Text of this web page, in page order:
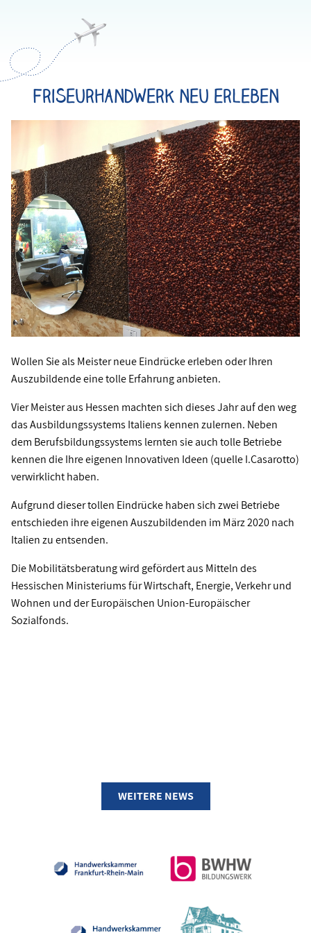
Friseurhandwerk neu erleben
Wollen Sie als Meister neue Eindrücke erleben oder Ihren
Auszubildende eine tolle Erfahrung anbieten.
Vier Meister aus Hessen machten sich dieses Jahr auf den weg
das Ausbildungssystems Italiens kennen zulernen. Neben
dem Berufsbildungssystems lernten sie auch tolle Betriebe
kennen die Ihre eigenen Innovativen Ideen (quelle I.Casarotto)
verwirklicht haben.
Aufgrund dieser tollen Eindrücke haben sich zwei Betriebe
entschieden ihre eigenen Auszubildenden im März 2020 nach
Italien zu entsenden.
Die Mobilitätsberatung wird gefördert aus Mitteln des
Hessischen Ministeriums für Wirtschaft, Energie, Verkehr und
Wohnen und der Europäischen Union-Europäischer
Sozialfonds.
WEITERE NEWS